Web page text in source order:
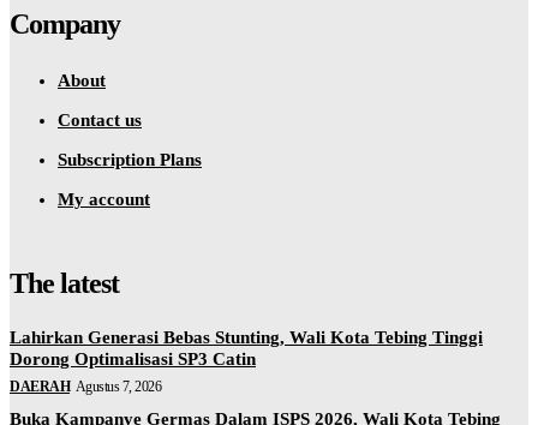
Company
About
Contact us
Subscription Plans
My account
The latest
Lahirkan Generasi Bebas Stunting, Wali Kota Tebing Tinggi
Dorong Optimalisasi SP3 Catin
DAERAH Agustus 7, 2026
Buka Kampanye Germas Dalam ISPS 2026, Wali Kota Tebing